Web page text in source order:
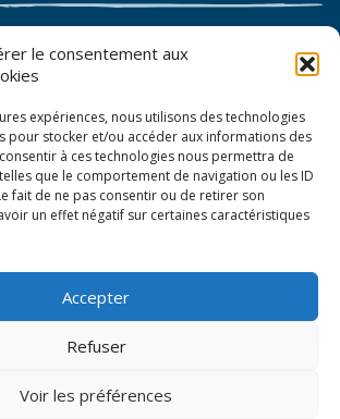
le consentement aux
expériences, nous utilisons des technologies
pour stocker et/ou accéder aux informations des
à ces technologies nous permettra de
que le comportement de navigation ou les ID
fait de ne pas consentir ou de retirer son
un effet négatif sur certaines caractéristiques
Accepter
Refuser
Voir les préférences
et semences